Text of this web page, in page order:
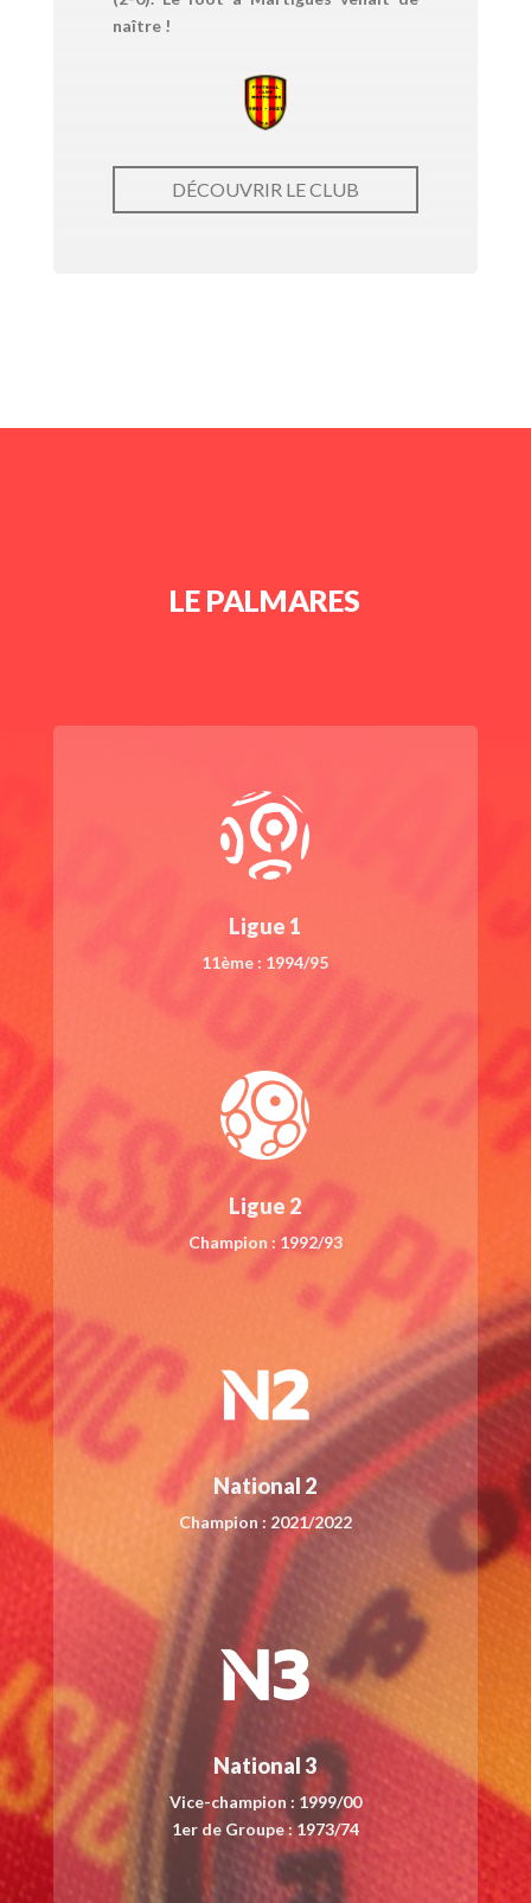
naître !
DÉCOUVRIR LE CLUB
LE PALMARES
Ligue 1
11ème : 1994/95
Ligue 2
Champion : 1992/93
National 2
Champion : 2021/2022
National 3
Vice-champion : 1999/00
1er de Groupe : 1973/74